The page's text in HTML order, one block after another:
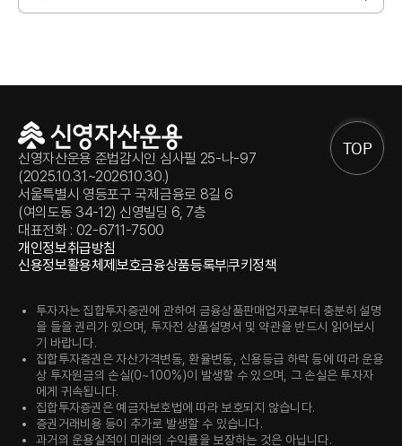
신영자산운용 준법감시인 심사필 25-나-97
(2025.10.31.~2026.10.30.)
서울특별시 영등포구 국제금융로 8길 6
(여의도동 34-12) 신영빌딩 6, 7층
대표전화 : 02-6711-7500
TOP
개인정보취급방침
신용정보활용체제보호금융상품등록부쿠키정책
투자자는 집합투자증권에 관하여 금융상품판매업자로부터 충분히 설명
을 들을 권리가 있으며, 투자전 상품설명서 및 약관을 반드시 읽어보시
기 바랍니다.
집합투자증권은 자산가격변동, 환율변동, 신용등급 하락 등에 따라 운용
상 투자원금의 손실(0~100%)이 발생할 수 있으며, 그 손실은 투자자
에게 귀속됩니다.
집합투자증권은 예금자보호법에 따라 보호되지 않습니다.
증권거래비용 등이 추가로 발생할 수 있습니다.
과거의 운용실적이 미래의 수익률을 보장하는 것은 아닙니다.